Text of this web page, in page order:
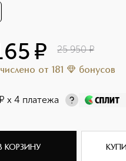
¤ 25 950 ¤
от 181 бонусов
¤ х 4 платежа
КОРЗИНУ